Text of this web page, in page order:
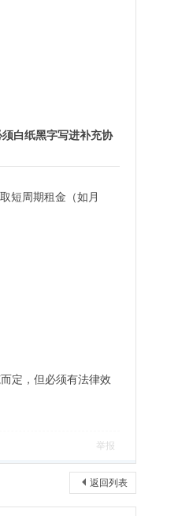
须白纸黑字写进补充协
短周期租金（如月
定，但必须有法律效
举报
返回列表